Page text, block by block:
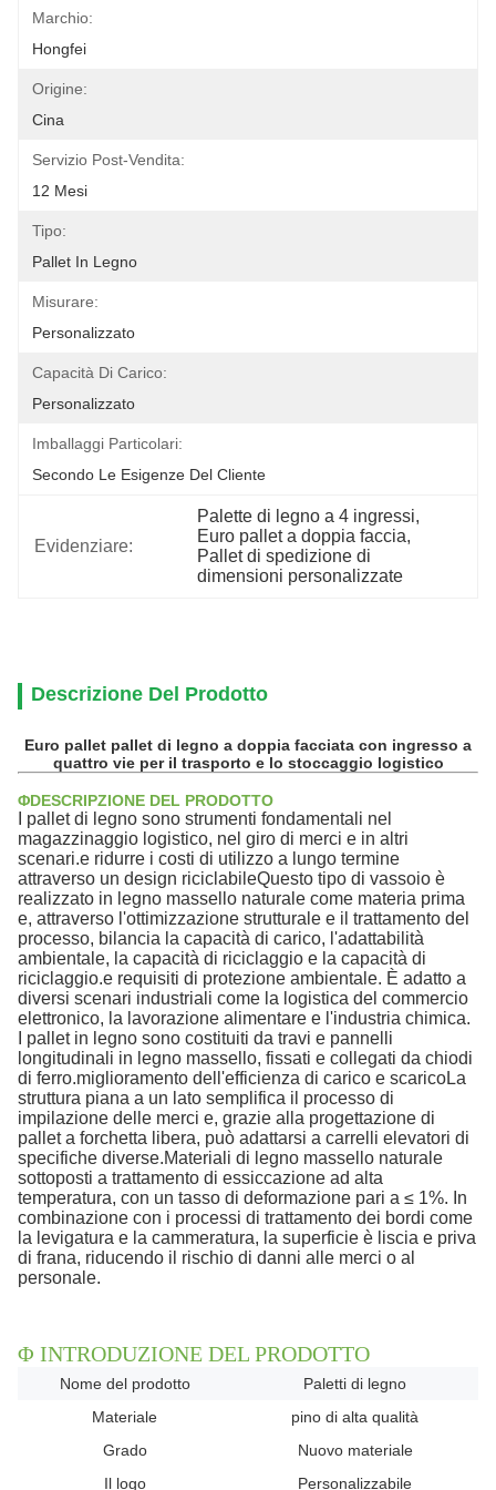
Marchio:
Hongfei
Origine:
Cina
Servizio Post-Vendita:
12 Mesi
Tipo:
Pallet In Legno
Misurare:
Personalizzato
Capacità Di Carico:
Personalizzato
Imballaggi Particolari:
Secondo Le Esigenze Del Cliente
Evidenziare:
Palette di legno a 4 ingressi,
Euro pallet a doppia faccia,
Pallet di spedizione di
dimensioni personalizzate
Descrizione Del Prodotto
Euro pallet pallet di legno a doppia facciata con ingresso a
quattro vie per il trasporto e lo stoccaggio logistico
ΦDESCRIPZIONE DEL PRODOTTO
I pallet di legno sono strumenti fondamentali nel
magazzinaggio logistico, nel giro di merci e in altri
scenari.e ridurre i costi di utilizzo a lungo termine
attraverso un design riciclabileQuesto tipo di vassoio è
realizzato in legno massello naturale come materia prima
e, attraverso l'ottimizzazione strutturale e il trattamento del
processo, bilancia la capacità di carico, l'adattabilità
ambientale, la capacità di riciclaggio e la capacità di
riciclaggio.e requisiti di protezione ambientale. È adatto a
diversi scenari industriali come la logistica del commercio
elettronico, la lavorazione alimentare e l'industria chimica.
I pallet in legno sono costituiti da travi e pannelli
longitudinali in legno massello, fissati e collegati da chiodi
di ferro.miglioramento dell'efficienza di carico e scaricoLa
struttura piana a un lato semplifica il processo di
impilazione delle merci e, grazie alla progettazione di
pallet a forchetta libera, può adattarsi a carrelli elevatori di
specifiche diverse.Materiali di legno massello naturale
sottoposti a trattamento di essiccazione ad alta
temperatura, con un tasso di deformazione pari a ≤ 1%. In
combinazione con i processi di trattamento dei bordi come
la levigatura e la cammeratura, la superficie è liscia e priva
di frana, riducendo il rischio di danni alle merci o al
personale.
Φ INTRODUZIONE DEL PRODOTTO
Nome del prodotto
Paletti di legno
Materiale
pino di alta qualità
Grado
Nuovo materiale
Il logo
Personalizzabile